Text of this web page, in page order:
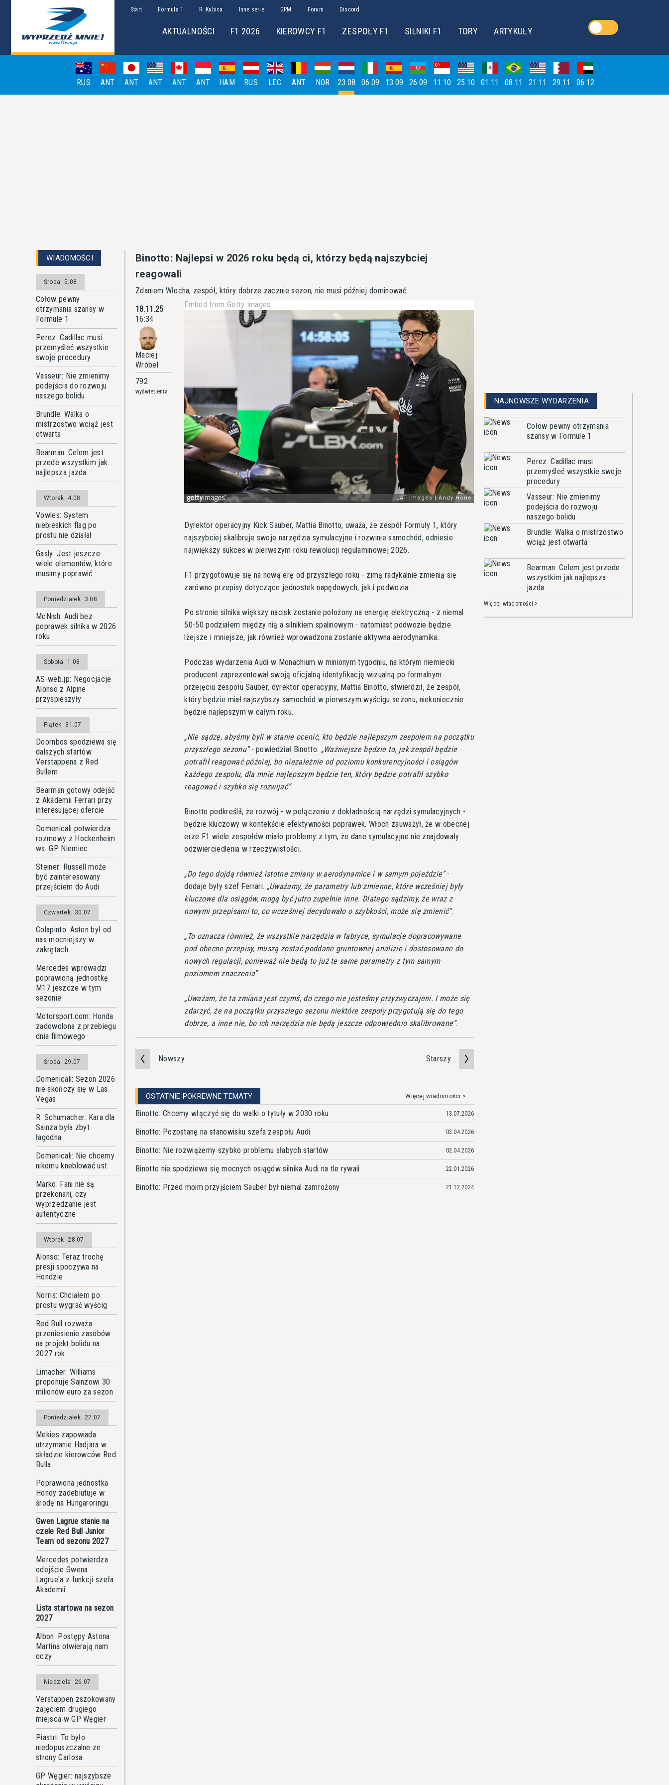
Start Formuła 1 R. Kubica Inne serie GPM Forum Discord
AKTUALNOŚCI F1 2026 KIEROWCY F1 ZESPOŁY F1 SILNIKI F1 TORY ARTYKUŁY
RUS ANT ANT ANT ANT ANT HAM RUS LEC ANT NOR 23.08 06.09 13.09 26.09 11.10 25.10 01.11 08.11 21.11 29.11 06.12
WIADOMOŚCI
Środa 5.08
Cołow pewny
otrzymania szansy w
Formule 1
Perez: Cadillac musi
przemyśleć wszystkie
swoje procedury
Vasseur: Nie zmienimy
podejścia do rozwoju
naszego bolidu
Brundle: Walka o
mistrzostwo wciąż jest
otwarta
Bearman: Celem jest
przede wszystkim jak
najlepsza jazda
Wtorek 4.08
Vowles: System
niebieskich flag po
prostu nie działał
Gasly: Jest jeszcze
wiele elementów, które
musimy poprawić
Poniedziałek 3.08
McNish: Audi bez
poprawek silnika w 2026
roku
Sobota 1.08
AS-web.jp: Negocjacje
Alonso z Alpine
przyspieszyły
Piątek 31.07
Doornbos spodziewa się
dalszych startów
Verstappena z Red
Bullem
Bearman gotowy odejść
z Akademii Ferrari przy
interesującej ofercie
Domenicali potwierdza
rozmowy z Hockenheim
ws. GP Niemiec
Steiner: Russell może
być zainteresowany
przejściem do Audi
Czwartek 30.07
Colapinto: Aston był od
nas mocniejszy w
zakrętach
Mercedes wprowadzi
poprawioną jednostkę
M17 jeszcze w tym
sezonie
Motorsport.com: Honda
zadowolona z przebiegu
dnia filmowego
Środa 29.07
Domenicali: Sezon 2026
nie skończy się w Las
Vegas
R. Schumacher: Kara dla
Sainza była zbyt
łagodna
Domenicali: Nie chcemy
nikomu kneblować ust
Marko: Fani nie są
przekonani, czy
wyprzedzanie jest
autentyczne
Wtorek 28.07
Alonso: Teraz trochę
presji spoczywa na
Hondzie
Norris: Chciałem po
prostu wygrać wyścig
Red Bull rozważa
przeniesienie zasobów
na projekt bolidu na
2027 rok
Limacher: Williams
proponuje Sainzowi 30
milionów euro za sezon
Poniedziałek 27.07
Mekies zapowiada
utrzymanie Hadjara w
składzie kierowców Red
Bulla
Poprawiona jednostka
Hondy zadebiutuje w
środę na Hungaroringu
Gwen Lagrue stanie na
czele Red Bull Junior
Team od sezonu 2027
Mercedes potwierdza
odejście Gwena
Lagrue'a z funkcji szefa
Akademii
Lista startowa na sezon
2027
Albon: Postępy Astona
Martina otwierają nam
oczy
Niedziela 26.07
Verstappen zszokowany
zajęciem drugiego
miejsca w GP Węgier
Piastri: To było
niedopuszczalne ze
strony Carlosa
GP Węgier: najszybsze
Binotto: Najlepsi w 2026 roku będą ci, którzy będą najszybciej
reagowali
Zdaniem Włocha, zespół, który dobrze zacznie sezon, nie musi później dominować.
18.11.25
16:34
Maciej
Wróbel
792
wyświetlenia
Embed from Getty Images
Dyrektor operacyjny Kick Sauber, Mattia Binotto, uważa, że zespół Formuły 1, który
najszybciej skalibruje swoje narzędzia symulacyjne i rozwinie samochód, odniesie
największy sukces w pierwszym roku rewolucji regulaminowej 2026.
F1 przygotowuje się na nową erę od przyszłego roku - zimą radykalnie zmienią się
zarówno przepisy dotyczące jednostek napędowych, jak i podwozia.
Po stronie silnika większy nacisk zostanie położony na energię elektryczną - z niemal
50-50 podziałem między nią a silnikiem spalinowym - natomiast podwozie będzie
lżejsze i mniejsze, jak również wprowadzona zostanie aktywna aerodynamika.
Podczas wydarzenia Audi w Monachium w minionym tygodniu, na którym niemiecki
producent zaprezentował swoją oficjalną identyfikację wizualną po formalnym
przejęciu zespołu Sauber, dyrektor operacyjny, Mattia Binotto, stwierdził, że zespół,
który będzie miał najszybszy samochód w pierwszym wyścigu sezonu, niekoniecznie
będzie najlepszym w całym roku.
Nie sądzę, abyśmy byli w stanie ocenić, kto będzie najlepszym zespołem na początku
przyszłego sezonu - powiedział Binotto. Ważniejsze będzie to, jak zespół będzie
potrafił reagować później, bo niezależnie od poziomu konkurencyjności i osiągów
każdego zespołu, dla mnie najlepszym będzie ten, który będzie potrafił szybko
reagować i szybko się rozwijać .
Binotto podkreślił, że rozwój - w połączeniu z dokładnością narzędzi symulacyjnych -
będzie kluczowy w kontekście efektywności poprawek. Włoch zauważył, że w obecnej
erze F1 wiele zespołów miało problemy z tym, że dane symulacyjne nie znajdowały
odzwierciedlenia w rzeczywistości.
Do tego dojdą również istotne zmiany w aerodynamice i w samym pojeździe -
dodaje były szef Ferrari.
Uważamy, że parametry lub zmienne, które wcześniej były
kluczowe dla osiągów, mogą być jutro zupełnie inne. Dlatego sądzimy, że wraz z
nowymi przepisami to, co wcześniej decydowało o szybkości, może się zmienić .
To oznacza również, że wszystkie narzędzia w fabryce, symulacje dopracowywane
pod obecne przepisy, muszą zostać poddane gruntownej analizie i dostosowane do
nowych regulacji, ponieważ nie będą to już te same parametry z tym samym
poziomem znaczenia
Uważam, że ta zmiana jest czymś, do czego nie jesteśmy przyzwyczajeni. I może się
zdarzyć, że na początku przyszłego sezonu niektóre zespoły przygotują się do tego
dobrze, a inne nie, bo ich narzędzia nie będą jeszcze odpowiednio skalibrowane .
Nowszy Starszy
OSTATNIE POKREWNE TEMATY Więcej wiadomości >
Binotto: Chcemy włączyć się do walki o tytuły w 2030 roku 13.07.2026
Binotto: Pozostanę na stanowisku szefa zespołu Audi 03.04.2026
Binotto: Nie rozwiążemy szybko problemu słabych startów 02.04.2026
Binotto nie spodziewa się mocnych osiągów silnika Audi na tle rywali 22.01.2026
Binotto: Przed moim przyjściem Sauber był niemal zamrożony 21.12.2024
NAJNOWSZE WYDARZENIA
Cołow pewny otrzymania
szansy w Formule 1
Perez: Cadillac musi
przemyśleć wszystkie swoje
procedury
Vasseur: Nie zmienimy
podejścia do rozwoju
naszego bolidu
Brundle: Walka o mistrzostwo
wciąż jest otwarta
Bearman: Celem jest przede
wszystkim jak najlepsza
jazda
Więcej wiadomości >